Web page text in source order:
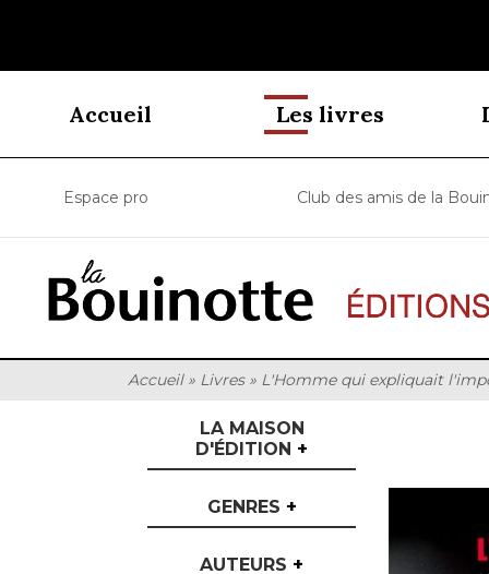
Accueil Les livres
Espace pro Club des amis de la
Accueil» Livres» L'Homme qui expliquait
LA MAISON
D'ÉDITION +
GENRES +
AUTEURS +